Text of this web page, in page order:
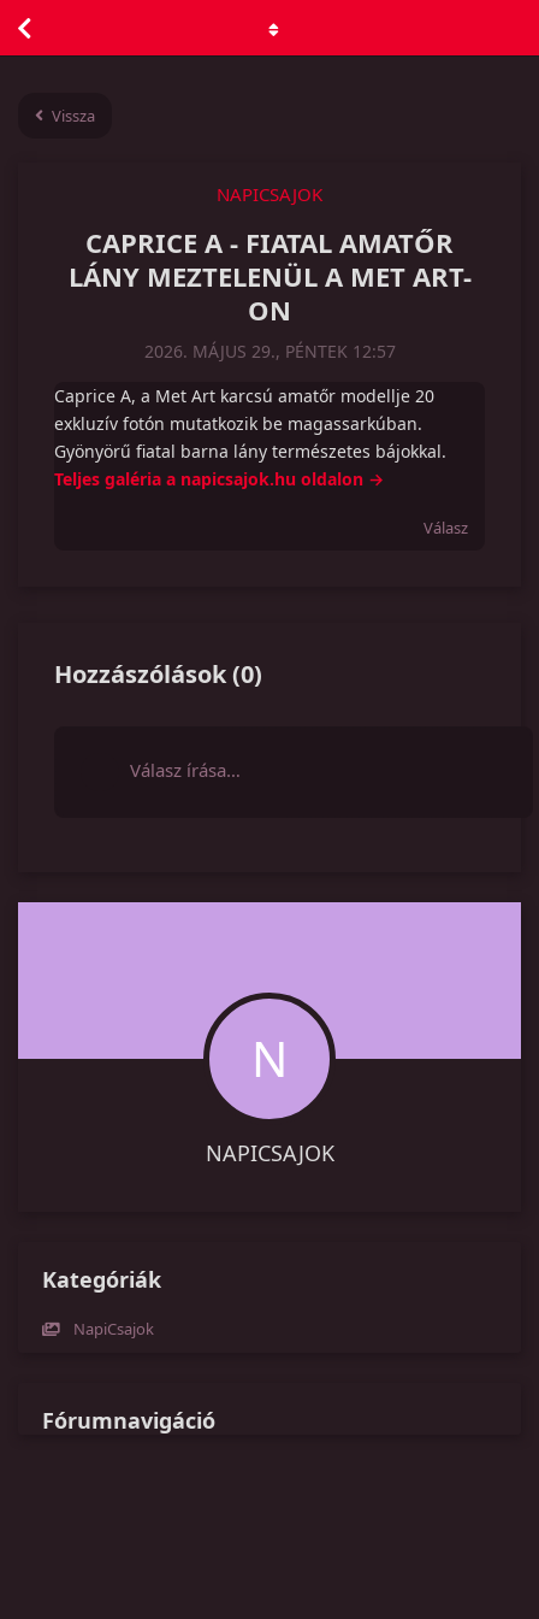
Vissza
NAPICSAJOK
CAPRICE A - FIATAL AMATŐR
LÁNY MEZTELENÜL A MET ART-
ON
2026. MÁJUS 29., PÉNTEK 12:57
Caprice A, a Met Art karcsú amatőr modellje 20
exkluzív fotón mutatkozik be magassarkúban.
Gyönyörű fiatal barna lány természetes bájokkal.
Teljes galéria a napicsajok.hu oldalon →
Válasz
Hozzászólások(0)
Válasz írása…
N
NAPICSAJOK
Kategóriák
NapiCsajok
Fórumnavigáció